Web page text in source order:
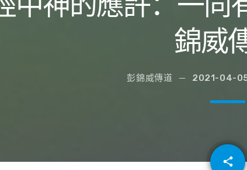
錦威
彭錦威傳道 2021-04-
share
email